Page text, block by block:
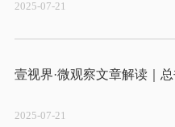
2025-07-21
2025-07-21